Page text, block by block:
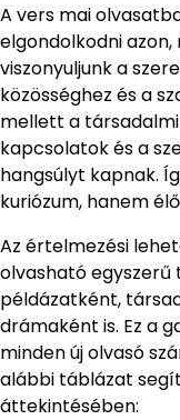
A vers mai
elgondolkodni
viszonyuljunk a
közösséghez és a
mellett a társadalmi
kapcsolatok és a
hangsúlyt kapnak.
kuriózum, hanem
Az értelmezési
olvasható
példázatként,
drámaként is. Ez a
minden új olvasó
alábbi táblázat
áttekintésében: